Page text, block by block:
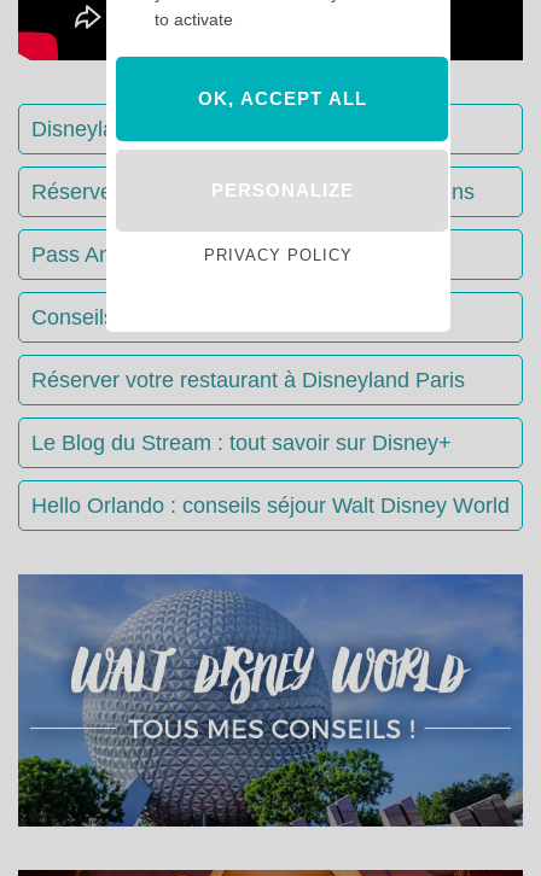
Disneyland Paris : Le guide complet
Réserver votre séjour : toutes les informations
Pass Annuels Disney : informations
Conseils & Astuces Disneyland Paris
Réserver votre restaurant à Disneyland Paris
Le Blog du Stream : tout savoir sur Disney+
Hello Orlando : conseils séjour Walt Disney World
to activate
OK, ACCEPT ALL
PERSONALIZE
PRIVACY POLICY